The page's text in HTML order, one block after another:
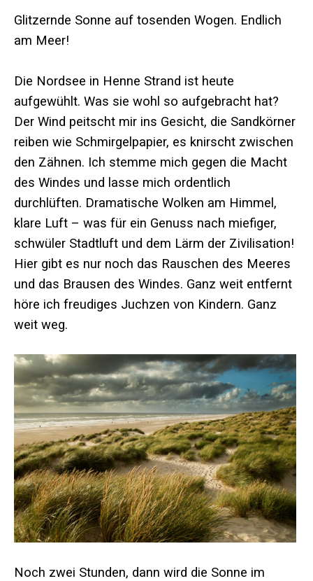
Glitzernde Sonne auf tosenden Wogen. Endlich
am Meer!
Die Nordsee in Henne Strand ist heute
aufgewühlt. Was sie wohl so aufgebracht hat?
Der Wind peitscht mir ins Gesicht, die Sandkörner
reiben wie Schmirgelpapier, es knirscht zwischen
den Zähnen. Ich stemme mich gegen die Macht
des Windes und lasse mich ordentlich
durchlüften. Dramatische Wolken am Himmel,
klare Luft – was für ein Genuss nach miefiger,
schwüler Stadtluft und dem Lärm der Zivilisation!
Hier gibt es nur noch das Rauschen des Meeres
und das Brausen des Windes. Ganz weit entfernt
höre ich freudiges Juchzen von Kindern. Ganz
weit weg.
Noch zwei Stunden, dann wird die Sonne im